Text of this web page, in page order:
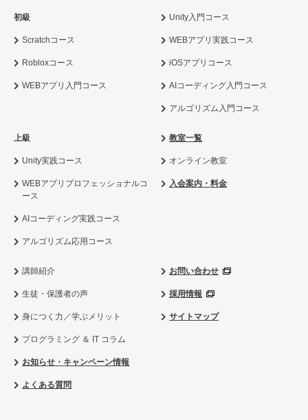
初級
Scratchコース
Robloxコース
WEBアプリ入門コース
Unity入門コース
WEBアプリ実践コース
iOSアプリコース
AIコーディング入門コース
アルゴリズム入門コース
上級
Unity実践コース
WEBアプリプロフェッショナルコ
ース
AIコーディング実践コース
アルゴリズム応用コース
教室一覧
オンライン教室
入会案内・料金
講師紹介
生徒・保護者の声
身につく力／学ぶメリット
プログラミング ＆ IT コラム
お知らせ・キャンペーン情報
よくある質問
お問い合わせ
採用情報
サイトマップ